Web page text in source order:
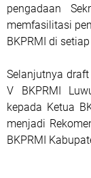
pengadaan
memfasilitasi
BKPRMI di
Selanjutnya
V BKPRMI
kepada Ketua
menjadi
BKPRMI